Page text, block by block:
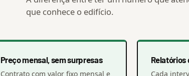
que conhece o edifício.
Preço mensal, sem surpresas
Contrato com valor fixo mensal e
Cada